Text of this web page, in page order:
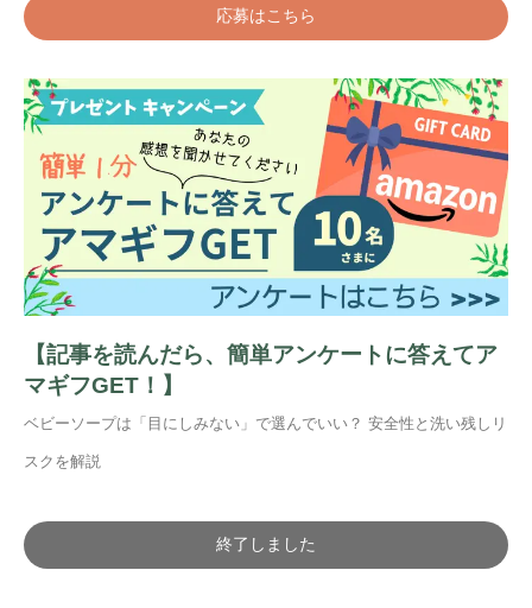
応募はこちら
【記事を読んだら、簡単アンケートに答えてア
マギフGET！】
ベビーソープは「目にしみない」で選んでいい？ 安全性と洗い残しリ
スクを解説
終了しました